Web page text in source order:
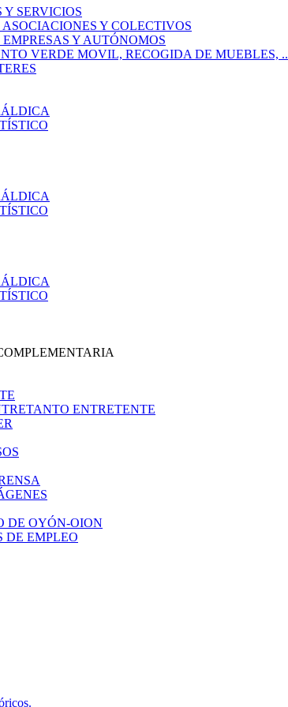
SERVICIOS
Y COLECTIVOS
Y AUTÓNOMOS
VERDE MOVIL, RECOGIDA DE MUEBLES, ..
ENTRETENTE
DE OYÓN-OION
DE EMPLEO